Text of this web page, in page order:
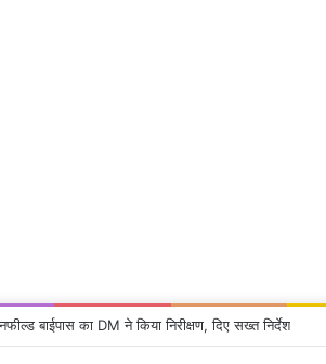
बाईपास का DM ने किया निरीक्षण, दिए सख्त निर्देश